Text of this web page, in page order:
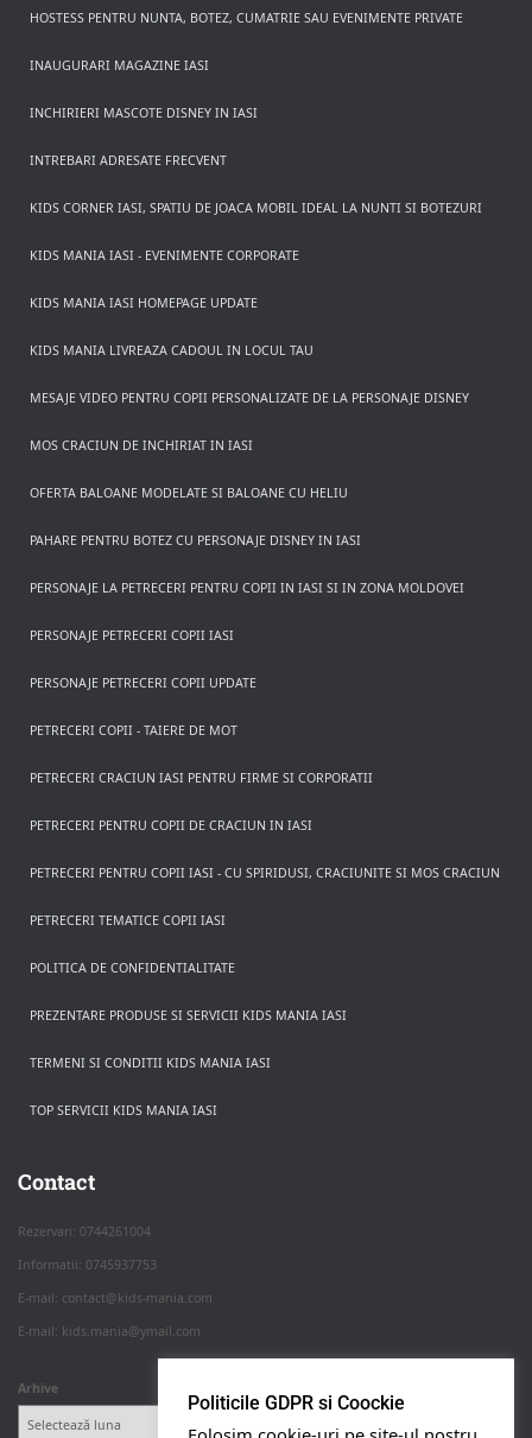
HOSTESS PENTRU NUNTA, BOTEZ, CUMATRIE SAU EVENIMENTE PRIVATE
INAUGURARI MAGAZINE IASI
INCHIRIERI MASCOTE DISNEY IN IASI
INTREBARI ADRESATE FRECVENT
KIDS CORNER IASI, SPATIU DE JOACA MOBIL IDEAL LA NUNTI SI BOTEZURI
KIDS MANIA IASI - EVENIMENTE CORPORATE
KIDS MANIA IASI HOMEPAGE UPDATE
KIDS MANIA LIVREAZA CADOUL IN LOCUL TAU
MESAJE VIDEO PENTRU COPII PERSONALIZATE DE LA PERSONAJE DISNEY
MOS CRACIUN DE INCHIRIAT IN IASI
OFERTA BALOANE MODELATE SI BALOANE CU HELIU
PAHARE PENTRU BOTEZ CU PERSONAJE DISNEY IN IASI
PERSONAJE LA PETRECERI PENTRU COPII IN IASI SI IN ZONA MOLDOVEI
PERSONAJE PETRECERI COPII IASI
PERSONAJE PETRECERI COPII UPDATE
PETRECERI COPII - TAIERE DE MOT
PETRECERI CRACIUN IASI PENTRU FIRME SI CORPORATII
PETRECERI PENTRU COPII DE CRACIUN IN IASI
PETRECERI PENTRU COPII IASI - CU SPIRIDUSI, CRACIUNITE SI MOS CRACIUN
PETRECERI TEMATICE COPII IASI
POLITICA DE CONFIDENTIALITATE
PREZENTARE PRODUSE SI SERVICII KIDS MANIA IASI
TERMENI SI CONDITII KIDS MANIA IASI
TOP SERVICII KIDS MANIA IASI
Contact
Rezervari: 0744261004
Informatii: 0745937753
E-mail: contact@kids-mania.com
E-mail: kids.mania@ymail.com
Arhive
Politicile GDPR si Coockie
Apasa pe o categorie ca sa vezi serviciile.
PETRECERI COPII
NUNTA